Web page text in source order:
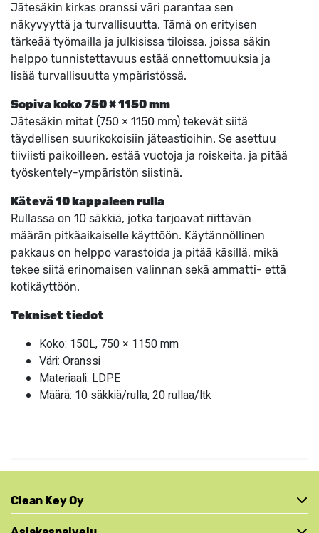
Jätesäkin kirkas oranssi väri parantaa sen
näkyvyyttä ja turvallisuutta. Tämä on erityisen
tärkeää työmailla ja julkisissa tiloissa, joissa säkin
helppo tunnistettavuus estää onnettomuuksia ja
lisää turvallisuutta ympäristössä.
Sopiva koko 750 × 1150 mm
Jätesäkin mitat (750 × 1150 mm) tekevät siitä
täydellisen suurikokoisiin jäteastioihin. Se asettuu
tiiviisti paikoilleen, estää vuotoja ja roiskeita, ja pitää
työskentely-ympäristön siistinä.
Kätevä 10 kappaleen rulla
Rullassa on 10 säkkiä, jotka tarjoavat riittävän
määrän pitkäaikaiselle käyttöön. Käytännöllinen
pakkaus on helppo varastoida ja pitää käsillä, mikä
tekee siitä erinomaisen valinnan sekä ammatti- että
kotikäyttöön.
Tekniset tiedot
Koko: 150L, 750 × 1150 mm
Väri: Oranssi
Materiaali: LDPE
Määrä: 10 säkkiä/rulla, 20 rullaa/ltk
Clean Key Oy